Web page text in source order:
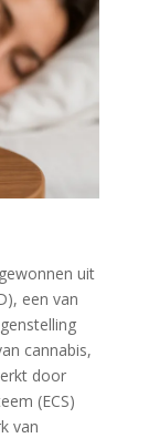
uit
een van
cannabis,
door
(ECS)
van